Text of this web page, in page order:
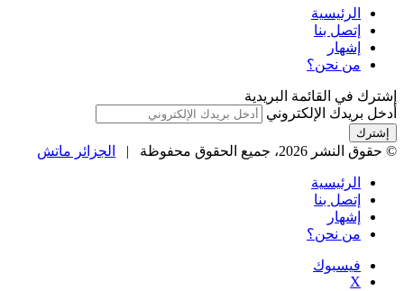
الرئيسية
إتصل بنا
إشهار
من نحن؟
إشترك في القائمة البريدية
أدخل بريدك الإلكتروني
© حقوق النشر 2026، جميع الحقوق محفوظة | الجزائر ماتش
الرئيسية
إتصل بنا
إشهار
من نحن؟
فيسبوك
‫X